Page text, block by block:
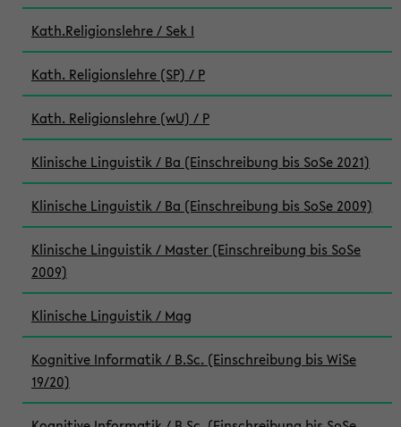
Kath.Religionslehre / Sek I
Kath. Religionslehre (SP) / P
Kath. Religionslehre (wU) / P
Klinische Linguistik / Ba (Einschreibung bis SoSe 2021)
Klinische Linguistik / Ba (Einschreibung bis SoSe 2009)
Klinische Linguistik / Master (Einschreibung bis SoSe
2009)
Klinische Linguistik / Mag
Kognitive Informatik / B.Sc. (Einschreibung bis WiSe
19/20)